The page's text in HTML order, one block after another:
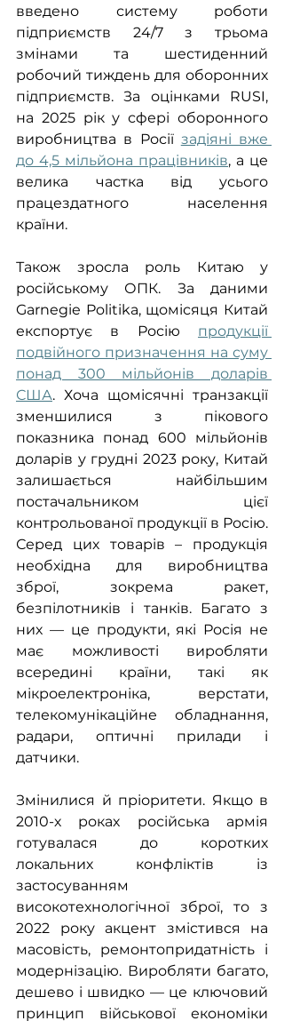
введено систему роботи
підприємств 24/7 з трьома
змінами та шестиденний
робочий тиждень для оборонних
підприємств. За оцінками RUSI,
на 2025 рік у сфері оборонного
виробництва в Росії задіяні вже
до 4,5 мільйона працівників, а це
велика частка від усього
працездатного населення
країни.
Також зросла роль Китаю у
російському ОПК. За даними
Garnegie Politika, щомісяця Китай
експортує в Росію продукції
подвійного призначення на суму
понад 300 мільйонів доларів
США. Хоча щомісячні транзакції
зменшилися з пікового
показника понад 600 мільйонів
доларів у грудні 2023 року, Китай
залишається найбільшим
постачальником цієї
контрольованої продукції в Росію.
Серед цих товарів – продукція
необхідна для виробництва
зброї, зокрема ракет,
безпілотників і танків. Багато з
них — це продукти, які Росія не
має можливості виробляти
всередині країни, такі як
мікроелектроніка, верстати,
телекомунікаційне обладнання,
радари, оптичні прилади і
датчики.
Змінилися й пріоритети. Якщо в
2010-х роках російська армія
готувалася до коротких
локальних конфліктів із
застосуванням
високотехнологічної зброї, то з
2022 року акцент змістився на
масовість, ремонтопридатність і
модернізацію. Виробляти багато,
дешево і швидко — це ключовий
принцип військової економіки